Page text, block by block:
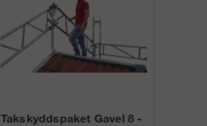
Takskyddspaket Gavel 8 -